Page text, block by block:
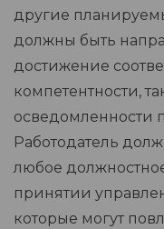
другие
должны быть
достижение
компетентности,
осведомленности
Работодатель
любое
принятии
которые могут